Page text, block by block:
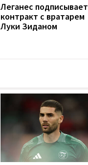
Леганес подписывает
контракт с вратарем
Луки Зиданом